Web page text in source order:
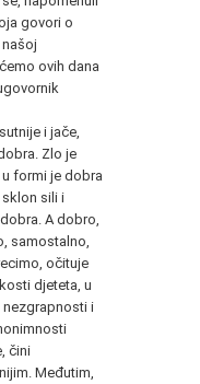
govori o
ovih dana
i jače,
Zlo je
formi je dobra
sklon sili i
A dobro,
samostalno,
očituje
djeteta, u
i
čini
Međutim,